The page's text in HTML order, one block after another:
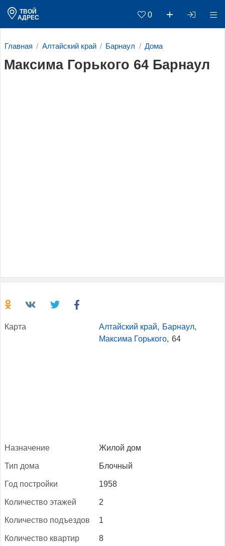
ТВОЙ
АДРЕС
0
Главная Алтайский край Барнаул Дома
Максима Горького 64 Барнаул
Кар­та Алтайский край, Барнаул,
Максима Горького, 64
Наз­на­чение Жилой дом
Тип до­ма Блочный
Год пос­трой­ки 1958
Ко­личес­тво эта­жей 2
Ко­личес­тво подъ­ез­дов 1
Ко­личес­тво квар­тир 8